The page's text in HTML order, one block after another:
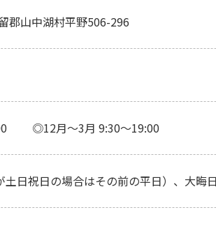
郡山中湖村平野506-296
◎12月〜3月 9:30〜19:00
日祝日の場合はその前の平日）、大晦